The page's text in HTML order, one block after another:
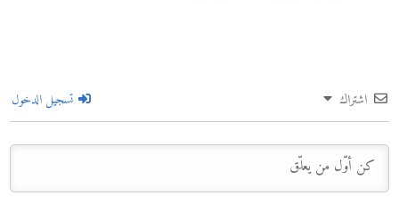
اشتراك تسجيل الدخول